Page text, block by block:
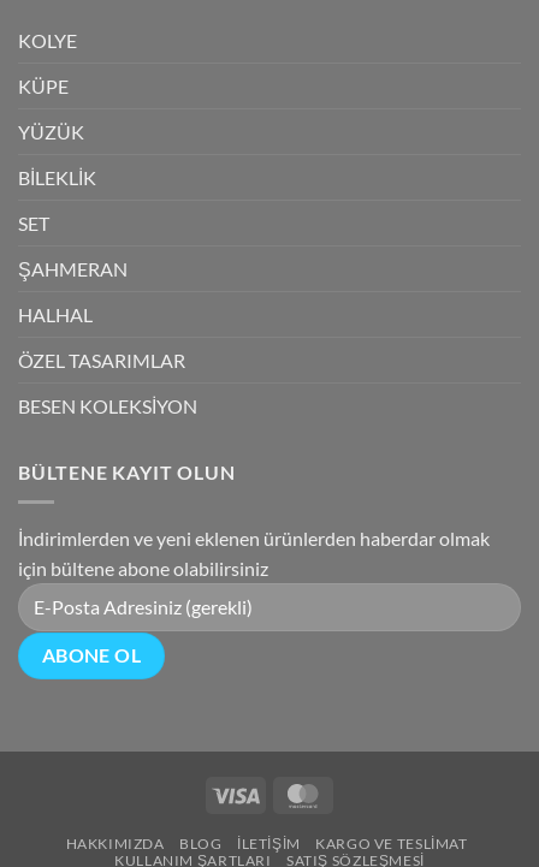
KOLYE
KÜPE
YÜZÜK
BİLEKLİK
SET
ŞAHMERAN
HALHAL
ÖZEL TASARIMLAR
BESEN KOLEKSİYON
BÜLTENE KAYIT OLUN
İndirimlerden ve yeni eklenen ürünlerden haberdar olmak
için bültene abone olabilirsiniz
Visa
HAKKIMIZDA BLOG İLETIŞIM
KARGO VE TESLIMAT
KULLANIM ŞARTLARI
SATIŞ SÖZLEŞMESI